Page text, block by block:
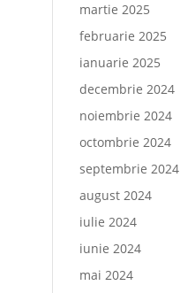
martie 2025
februarie 2025
ianuarie 2025
decembrie 2024
noiembrie 2024
octombrie 2024
septembrie 2024
august 2024
iulie 2024
iunie 2024
mai 2024